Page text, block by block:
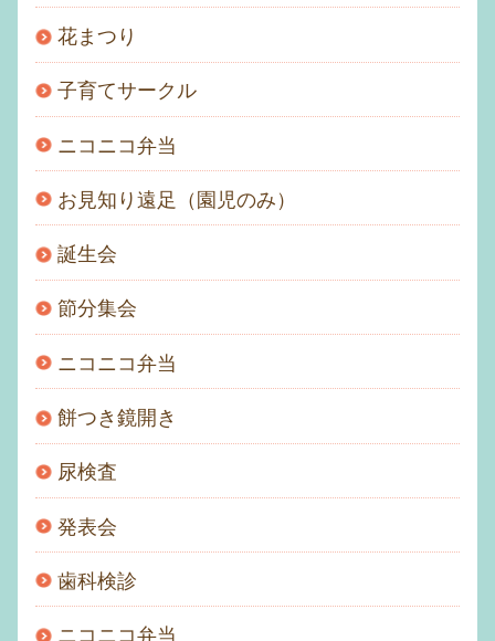
花まつり
子育てサークル
ニコニコ弁当
お見知り遠足（園児のみ）
誕生会
節分集会
ニコニコ弁当
餅つき鏡開き
尿検査
発表会
歯科検診
ニコニコ弁当